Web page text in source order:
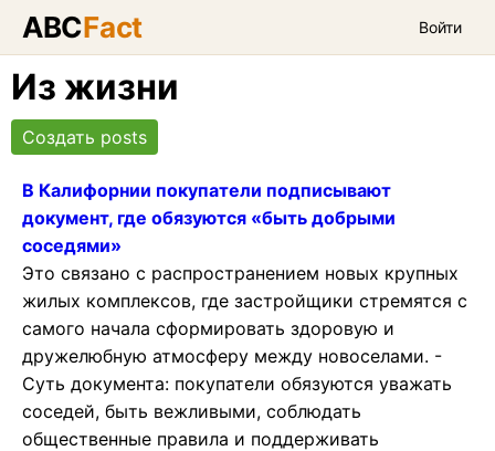
ABCFact Войти
Из жизни
Создать posts
В Калифорнии покупатели подписывают
документ, где обязуются «быть добрыми
соседями»
Это связано с распространением новых крупных
жилых комплексов, где застройщики стремятся с
самого начала сформировать здоровую и
дружелюбную атмосферу между новоселами. -
Суть документа: покупатели обязуются уважать
соседей, быть вежливыми, соблюдать
общественные правила и поддерживать